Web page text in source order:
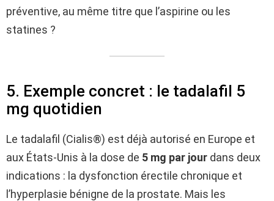
préventive, au même titre que l’aspirine ou les
statines ?
5. Exemple concret : le tadalafil 5
mg quotidien
Le tadalafil (Cialis®) est déjà autorisé en Europe et
aux États-Unis à la dose de 5 mg par jour dans deux
indications : la dysfonction érectile chronique et
l’hyperplasie bénigne de la prostate. Mais les